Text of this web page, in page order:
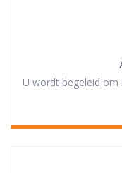
U wordt begeleid om